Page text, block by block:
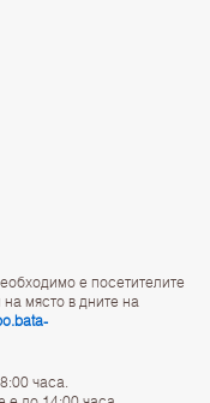
е посетителите
място в дните на
часа.